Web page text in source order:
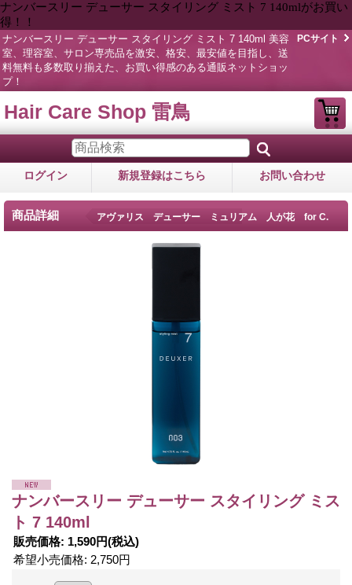
ナンバースリー デューサー スタイリング ミスト 7 140mlがお買い
得！！
ナンバースリー デューサー スタイリング ミスト 7 140ml 美容
室、理容室、サロン専売品を激安、格安、最安値を目指し、送
料無料も多数取り揃えた、お買い得感のある通販ネットショッ
プ！
PCサイト
Hair Care Shop 雷鳥
ログイン 新規登録はこちら お問い合わせ
商品詳細 アヴァリス デューサー ミュリアム 人が花 for C.
ナンバースリー デューサー スタイリング ミス
ト 7 140ml
販売価格: 1,590円(税込)
希望小売価格: 2,750円